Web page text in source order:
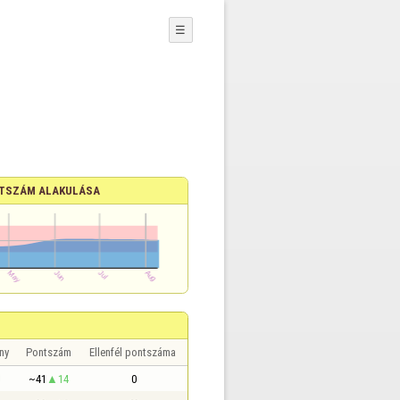
☰
ALAKULÁSA
Pontszám Ellenfél pontszáma
~41 14 0